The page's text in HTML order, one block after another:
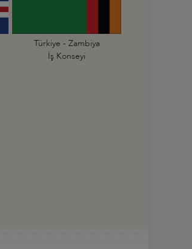
Türkiye - Zambiya
İş Konseyi